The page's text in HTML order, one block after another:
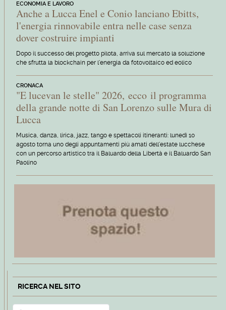
ECONOMIA E LAVORO
Anche a Lucca Enel e Conio lanciano Ebitts,
l'energia rinnovabile entra nelle case senza
dover costruire impianti
Dopo il successo del progetto pilota, arriva sul mercato la soluzione
che sfrutta la blockchain per l'energia da fotovoltaico ed eolico
CRONACA
"E lucevan le stelle" 2026, ecco il programma
della grande notte di San Lorenzo sulle Mura di
Lucca
Musica, danza, lirica, jazz, tango e spettacoli itineranti: lunedì 10
agosto torna uno degli appuntamenti più amati dell'estate lucchese
con un percorso artistico tra il Baluardo della Libertà e il Baluardo San
Paolino
RICERCA NEL SITO
Cerca Type 2 or more characters for